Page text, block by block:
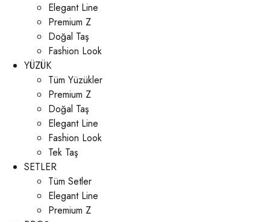
Elegant Line
Premium Z
Doğal Taş
Fashion Look
YÜZÜK
Tüm Yüzükler
Premium Z
Doğal Taş
Elegant Line
Fashion Look
Tek Taş
SETLER
Tüm Setler
Elegant Line
Premium Z